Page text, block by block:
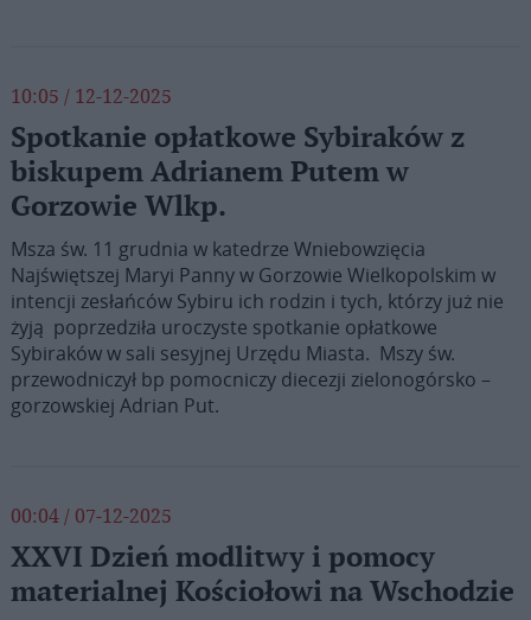
10:05 / 12-12-2025
Spotkanie opłatkowe Sybiraków z
biskupem Adrianem Putem w
Gorzowie Wlkp.
Msza św. 11 grudnia w katedrze Wniebowzięcia
Najświętszej Maryi Panny w Gorzowie Wielkopolskim w
intencji zesłańców Sybiru ich rodzin i tych, którzy już nie
żyją poprzedziła uroczyste spotkanie opłatkowe
Sybiraków w sali sesyjnej Urzędu Miasta. Mszy św.
przewodniczył bp pomocniczy diecezji zielonogórsko –
gorzowskiej Adrian Put.
00:04 / 07-12-2025
XXVI Dzień modlitwy i pomocy
materialnej Kościołowi na Wschodzie